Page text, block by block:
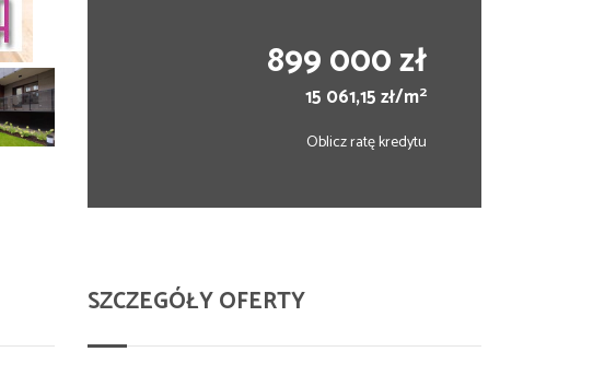
899 000 zł
15 061,15 zł/m2
Oblicz ratę kredytu
SZCZEGÓŁY OFERTY